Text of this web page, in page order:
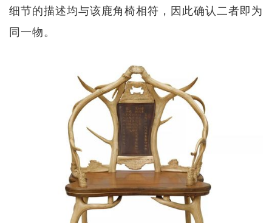
细节的描述均与该鹿角椅相符，因此确认二者即为
同一物。